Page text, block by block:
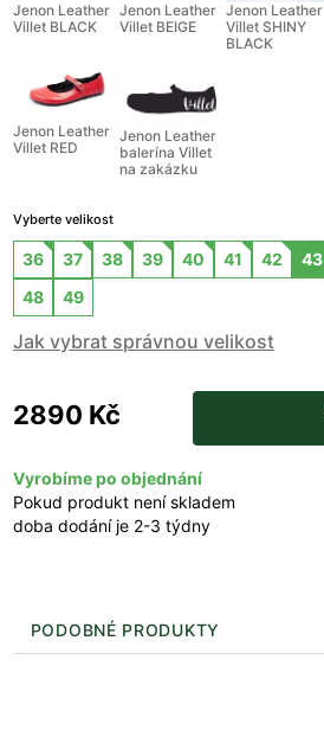
Jenon Leather
Villet BLACK
Jenon Leather
Villet BEIGE
Jenon Leather
Villet SHINY
BLACK
Jenon Leather
Villet RED
Jenon Leather
balerína Villet
na zakázku
Vyberte velikost
36 37 38 39 40 41 42 43
48
49
Jak vybrat správnou velikost
2890 Kč
Vyrobíme po objednání
Pokud produkt není skladem
doba dodání je 2-3 týdny
PODOBNÉ PRODUKTY